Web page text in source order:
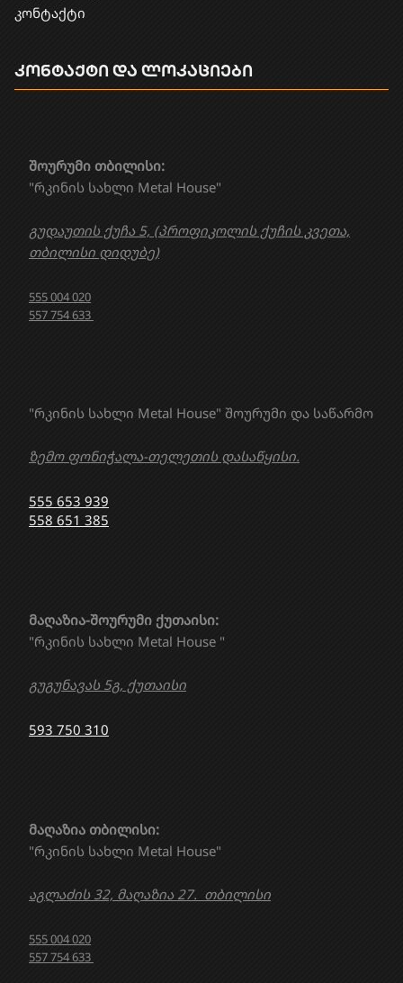
კონტაქტი
"რკინის სახლი Metal House" შოურუმი და საწარმო
ზემო ფონიჭალა-თელეთის დასაწყისი.
555 653 939
558 651 385
მაღაზია თბილისი:
"რკინის სახლი Metal House"
აგლაძის 32, მაღაზია 27. თბილისი
555 004 020
557 754 633
მაღაზია-შოურუმი ქუთაისი:
"რკინის სახლი Metal House "
გუგუნავას 5გ, ქუთაისი
593 750 310
შოურუმი თბილისი:
"რკინის სახლი Metal House"
გუდაუთის ქუჩა 5, (პროფიკოლის ქუჩის კვეთა,
თბილისი დიდუბე)
555 004 020
557 754 633
კონტაქტი და ლოკაციები